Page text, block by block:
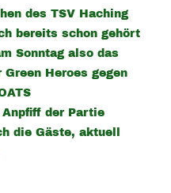
des TSV Haching
bereits schon gehört
Sonntag also das
Heroes gegen
der Partie
die Gäste, aktuell